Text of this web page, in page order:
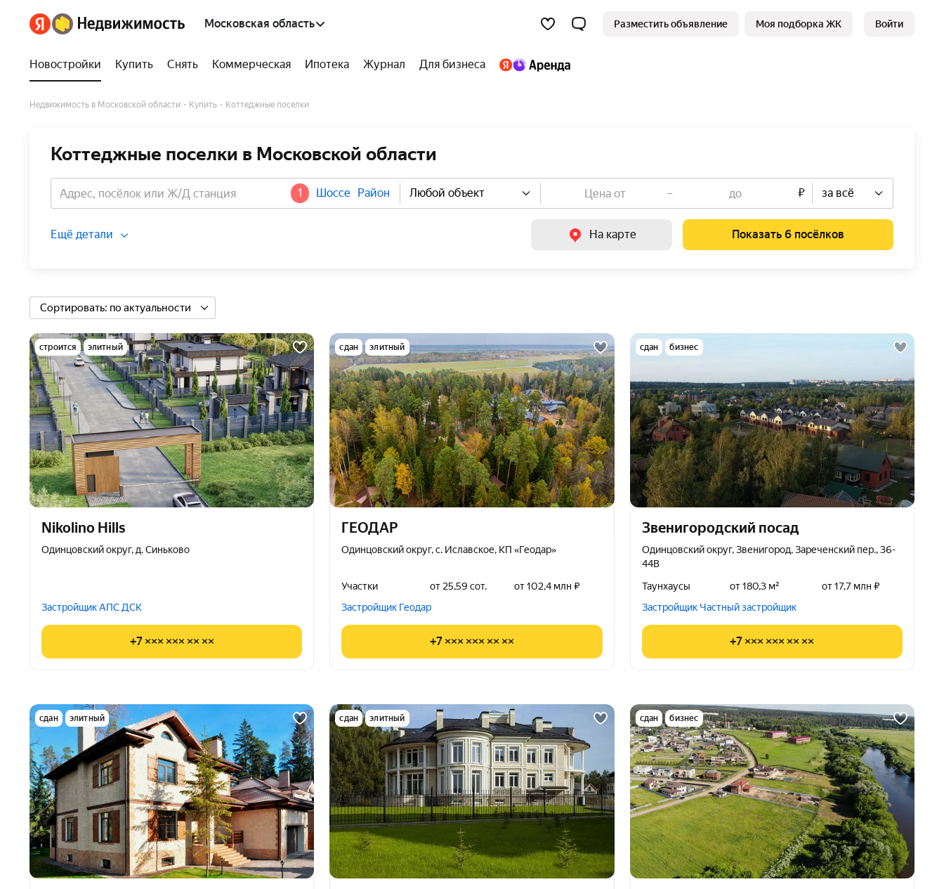
Московская область Разместить объявление Моя подборка ЖК Войти
Новостройки Купить Снять Коммерческая Ипотека Журнал Для бизнеса
Недвижимость в Московской области Купить Коттеджные поселки
Коттеджные поселки в Московской области
1 Шоссе Район Любой объект – ₽ за всё
Ещё детали На карте Показать 6 посёлков
Сортировать по актуальности
строится элитный
Nikolino Hills
Одинцовский округ, д. Синьково
Застройщик АПС ДСК
+7 ××× ××× ×× ××
сдан элитный
ГЕОДАР
Одинцовский округ, с. Иславское, КП «Геодар»
Участки от 25,59 сот.
от 102,4 млн ₽
Застройщик Геодар
+7 ××× ××× ×× ××
сдан бизнес
Звенигородский посад
Одинцовский округ, Звенигород, Зареченский пер., 36-
44В
Таунхаусы
от 180,3 м²
от 17,7 млн ₽
Застройщик Частный застройщик
+7 ××× ××× ×× ××
сдан элитный сдан элитный сдан бизнес